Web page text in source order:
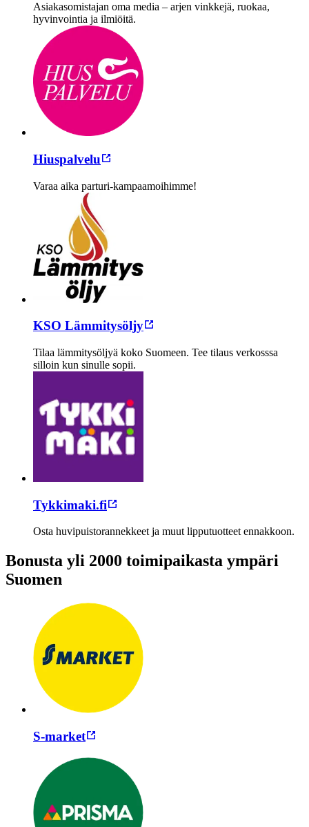
Asiakasomistajan oma media – arjen vinkkejä, ruokaa,
hyvinvointia ja ilmiöitä.
Hiuspalvelu
Varaa aika parturi-kampaamoihimme!
KSO Lämmitysöljy
Tilaa lämmitysöljyä koko Suomeen. Tee tilaus verkosssa
silloin kun sinulle sopii.
Tykkimaki.fi
Osta huvipuistorannekkeet ja muut lipputuotteet ennakkoon.
Bonusta yli 2000 toimipaikasta ympäri
Suomen
S-market